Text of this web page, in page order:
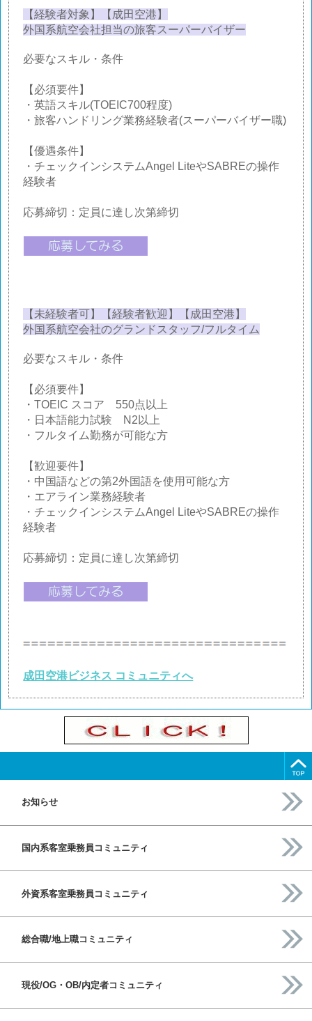
【経験者対象】【成田空港】
外国系航空会社担当の旅客スーパーバイザー
必要なスキル・条件
【必須要件】
・英語スキル(TOEIC700程度)
・旅客ハンドリング業務経験者(スーパーバイザー職)
【優遇条件】
・チェックインシステムAngel LiteやSABREの操作
経験者
応募締切：定員に達し次第締切
【未経験者可】【経験者歓迎】【成田空港】
外国系航空会社のグランドスタッフ/フルタイム
必要なスキル・条件
【必須要件】
・TOEIC スコア 550点以上
・日本語能力試験 N2以上
・フルタイム勤務が可能な方
【歓迎要件】
・中国語などの第2外国語を使用可能な方
・エアライン業務経験者
・チェックインシステムAngel LiteやSABREの操作
経験者
応募締切：定員に達し次第締切
成田空港ビジネス コミュニティへ
お知らせ
国内系客室乗務員コミュニティ
外資系客室乗務員コミュニティ
総合職/地上職コミュニティ
現役/OG・OB/内定者コミュニティ